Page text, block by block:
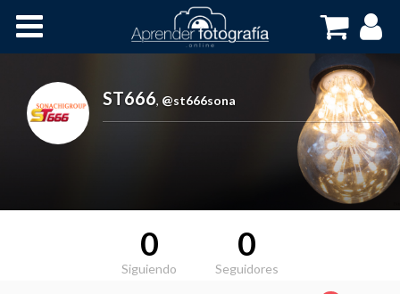
Cursos OnLine
ST666, @st666sona
0
Siguiendo
0
Seguidores